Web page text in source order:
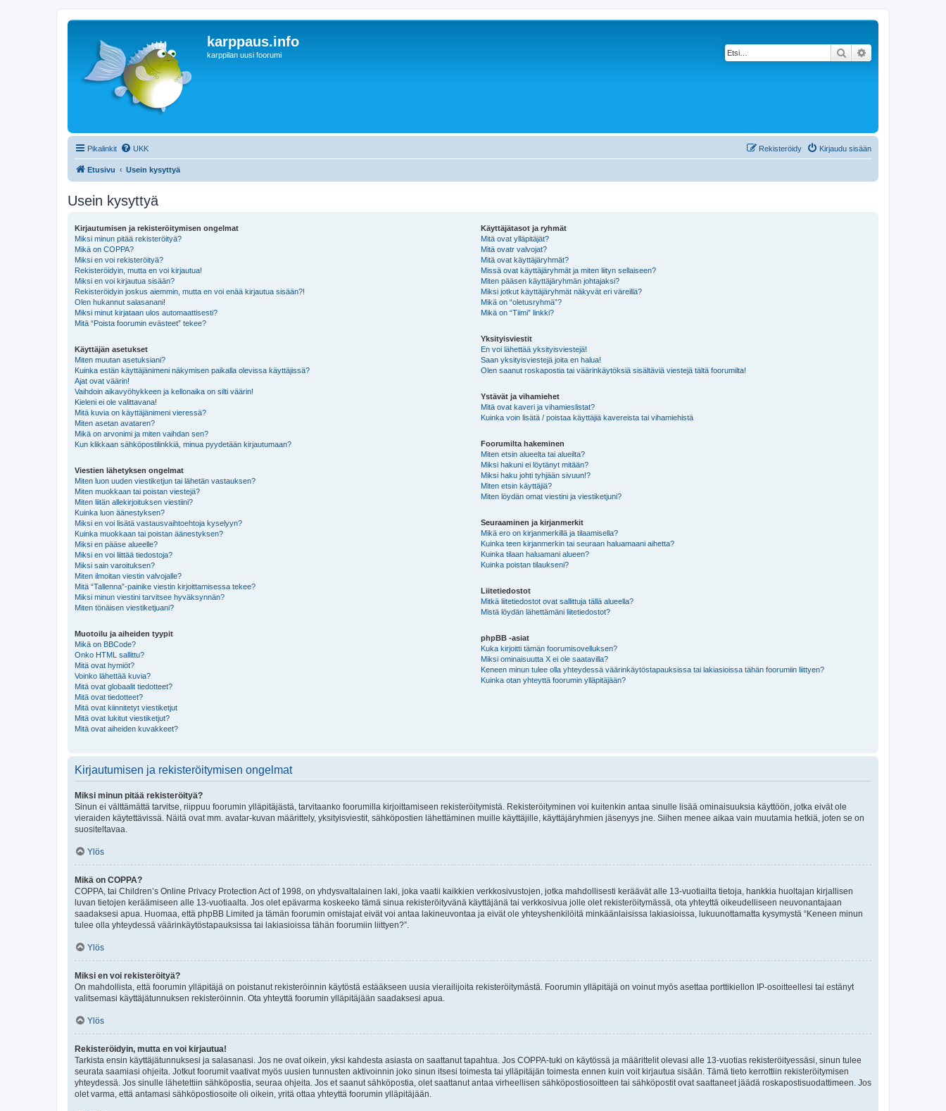
karppaus.info
karppilan uusi foorumi Etsi
Pikalinkit UKK Kirjaudu sisään
Rekisteröidy
Etusivu Usein kysyttyä
Usein kysyttyä
Kirjautumisen ja rekisteröitymisen ongelmat
Miksi minun pitää rekisteröityä?
Mikä on COPPA?
Miksi en voi rekisteröityä?
Rekisteröidyin, mutta en voi kirjautua!
Miksi en voi kirjautua sisään?
Rekisteröidyin joskus aiemmin, mutta en voi enää kirjautua sisään?!
Olen hukannut salasanani!
Miksi minut kirjataan ulos automaattisesti?
Mitä “Poista foorumin evästeet” tekee?
Käyttäjän asetukset
Miten muutan asetuksiani?
Kuinka estän käyttäjänimeni näkymisen paikalla olevissa käyttäjissä?
Ajat ovat väärin!
Vaihdoin aikavyöhykkeen ja kellonaika on silti väärin!
Kieleni ei ole valittavana!
Mitä kuvia on käyttäjänimeni vieressä?
Miten asetan avataren?
Mikä on arvonimi ja miten vaihdan sen?
Kun klikkaan sähköpostilinkkiä, minua pyydetään kirjautumaan?
Viestien lähetyksen ongelmat
Miten luon uuden viestiketjun tai lähetän vastauksen?
Miten muokkaan tai poistan viestejä?
Miten liitän allekirjoituksen viestiini?
Kuinka luon äänestyksen?
Miksi en voi lisätä vastausvaihtoehtoja kyselyyn?
Kuinka muokkaan tai poistan äänestyksen?
Miksi en pääse alueelle?
Miksi en voi liittää tiedostoja?
Miksi sain varoituksen?
Miten ilmoitan viestin valvojalle?
Mitä “Tallenna”-painike viestin kirjoittamisessa tekee?
Miksi minun viestini tarvitsee hyväksynnän?
Miten tönäisen viestiketjuani?
Muotoilu ja aiheiden tyypit
Mikä on BBCode?
Onko HTML sallittu?
Mitä ovat hymiöt?
Voinko lähettää kuvia?
Mitä ovat globaalit tiedotteet?
Mitä ovat tiedotteet?
Mitä ovat kiinnitetyt viestiketjut
Mitä ovat lukitut viestiketjut?
Mitä ovat aiheiden kuvakkeet?
Käyttäjätasot ja ryhmät
Mitä ovat ylläpitäjät?
Mitä ovatr valvojat?
Mitä ovat käyttäjäryhmät?
Missä ovat käyttäjäryhmät ja miten liityn sellaiseen?
Miten pääsen käyttäjäryhmän johtajaksi?
Miksi jotkut käyttäjäryhmät näkyvät eri väreillä?
Mikä on “oletusryhmä”?
Mikä on “Tiimi” linkki?
Yksityisviestit
En voi lähettää yksityisviestejä!
Saan yksityisviestejä joita en halua!
Olen saanut roskapostia tai väärinkäytöksiä sisältäviä viestejä tältä foorumilta!
Ystävät ja vihamiehet
Mitä ovat kaveri ja vihamieslistat?
Kuinka voin lisätä / poistaa käyttäjiä kavereista tai vihamiehistä
Foorumilta hakeminen
Miten etsin alueelta tai alueilta?
Miksi hakuni ei löytänyt mitään?
Miksi haku johti tyhjään sivuun!?
Miten etsin käyttäjiä?
Miten löydän omat viestini ja viestiketjuni?
Seuraaminen ja kirjanmerkit
Mikä ero on kirjanmerkillä ja tilaamisella?
Kuinka teen kirjanmerkin tai seuraan haluamaani aihetta?
Kuinka tilaan haluamani alueen?
Kuinka poistan tilaukseni?
Liitetiedostot
Mitkä liitetiedostot ovat sallittuja tällä alueella?
Mistä löydän lähettämäni liitetiedostot?
phpBB -asiat
Kuka kirjoitti tämän foorumisovelluksen?
Miksi ominaisuutta X ei ole saatavilla?
Keneen minun tulee olla yhteydessä väärinkäytöstapauksissa tai lakiasioissa tähän foorumiin liittyen?
Kuinka otan yhteyttä foorumin ylläpitäjään?
Kirjautumisen ja rekisteröitymisen ongelmat
Miksi minun pitää rekisteröityä?
Sinun ei välttämättä tarvitse, riippuu foorumin ylläpitäjästä, tarvitaanko foorumilla kirjoittamiseen rekisteröitymistä. Rekisteröityminen voi kuitenkin antaa sinulle lisää ominaisuuksia käyttöön, jotka eivät ole
vieraiden käytettävissä. Näitä ovat mm. avatar-kuvan määrittely, yksityisviestit, sähköpostien lähettäminen muille käyttäjille, käyttäjäryhmien jäsenyys jne. Siihen menee aikaa vain muutamia hetkiä, joten se on
suositeltavaa.
Ylös
Mikä on COPPA?
COPPA, tai Children’s Online Privacy Protection Act of 1998, on yhdysvaltalainen laki, joka vaatii kaikkien verkkosivustojen, jotka mahdollisesti keräävät alle 13-vuotiailta tietoja, hankkia huoltajan kirjallisen
luvan tietojen keräämiseen alle 13-vuotiaalta. Jos olet epävarma koskeeko tämä sinua rekisteröityvänä käyttäjänä tai verkkosivua jolle olet rekisteröitymässä, ota yhteyttä oikeudelliseen neuvonantajaan
saadaksesi apua. Huomaa, että phpBB Limited ja tämän foorumin omistajat eivät voi antaa lakineuvontaa ja eivät ole yhteyshenkilöitä minkäänlaisissa lakiasioissa, lukuunottamatta kysymystä “Keneen minun
tulee olla yhteydessä väärinkäytöstapauksissa tai lakiasioissa tähän foorumiin liittyen?”.
Ylös
Miksi en voi rekisteröityä?
On mahdollista, että foorumin ylläpitäjä on poistanut rekisteröinnin käytöstä estääkseen uusia vierailijoita rekisteröitymästä. Foorumin ylläpitäjä on voinut myös asettaa porttikiellon IP-osoitteellesi tai estänyt
valitsemasi käyttäjätunnuksen rekisteröinnin. Ota yhteyttä foorumin ylläpitäjään saadaksesi apua.
Ylös
Rekisteröidyin, mutta en voi kirjautua!
Tarkista ensin käyttäjätunnuksesi ja salasanasi. Jos ne ovat oikein, yksi kahdesta asiasta on saattanut tapahtua. Jos COPPA-tuki on käytössä ja määrittelit olevasi alle 13-vuotias rekisteröityessäsi, sinun tulee
seurata saamiasi ohjeita. Jotkut foorumit vaativat myös uusien tunnusten aktivoinnin joko sinun itsesi toimesta tai ylläpitäjän toimesta ennen kuin voit kirjautua sisään. Tämä tieto kerrottiin rekisteröitymisen
yhteydessä. Jos sinulle lähetettiin sähköpostia, seuraa ohjeita. Jos et saanut sähköpostia, olet saattanut antaa virheellisen sähköpostiosoitteen tai sähköpostit ovat saattaneet jäädä roskapostisuodattimeen. Jos
olet varma, että antamasi sähköpostiosoite oli oikein, yritä ottaa yhteyttä foorumin ylläpitäjään.